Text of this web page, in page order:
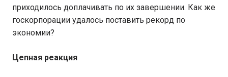
приходилось доплачивать по их завершении. Как же
госкорпорации удалось поставить рекорд по
экономии?
Цепная реакция